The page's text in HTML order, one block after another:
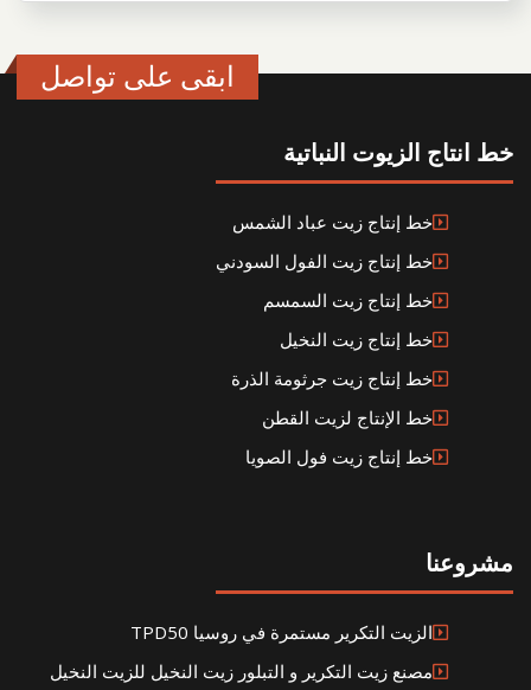
ابقى على تواصل
خط انتاج الزيوت النباتية
خط إنتاج زيت عباد الشمس
خط إنتاج زيت الفول السودني
خط إنتاج زيت السمسم
خط إنتاج زيت النخيل
خط إنتاج زيت جرثومة الذرة
خط الإنتاج لزيت القطن
خط إنتاج زيت فول الصويا
مشروعنا
الزيت التكرير مستمرة في روسيا TPD50
مصنع زيت التكرير و التبلور زيت النخيل للزيت النخيل